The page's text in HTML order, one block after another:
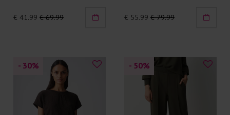
€ 41.99 € 69.99 € 55.99 € 79.99
- 30% - 50%